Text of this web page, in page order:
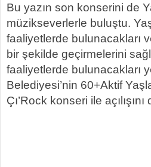
Bu yazın son konserini de
müzikseverlerle buluştu.
faaliyetlerde bulunacakları
bir şekilde geçirmelerini
faaliyetlerde bulunacakları
Belediyesi’nin 60+Aktif
Çı’Rock konseri ile